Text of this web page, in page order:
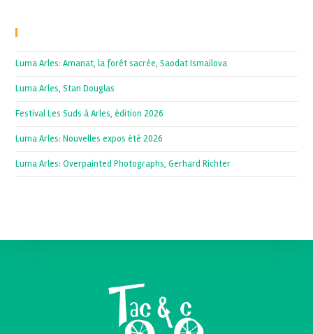
Luma Arles: Amanat, la forêt sacrée, Saodat Ismailova
Luma Arles, Stan Douglas
Festival Les Suds à Arles, édition 2026
Luma Arles: Nouvelles expos été 2026
Luma Arles: Overpainted Photographs, Gerhard Richter